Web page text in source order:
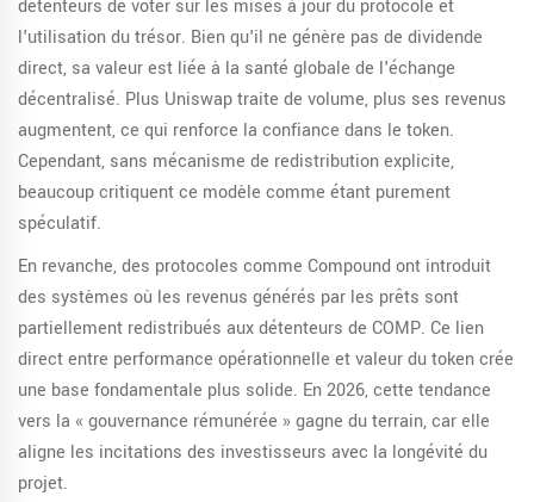
détenteurs de voter sur les mises à jour du protocole et
l'utilisation du trésor. Bien qu'il ne génère pas de dividende
direct, sa valeur est liée à la santé globale de l'échange
décentralisé. Plus Uniswap traite de volume, plus ses revenus
augmentent, ce qui renforce la confiance dans le token.
Cependant, sans mécanisme de redistribution explicite,
beaucoup critiquent ce modèle comme étant purement
spéculatif.
En revanche, des protocoles comme Compound ont introduit
des systèmes où les revenus générés par les prêts sont
partiellement redistribués aux détenteurs de COMP. Ce lien
direct entre performance opérationnelle et valeur du token crée
une base fondamentale plus solide. En 2026, cette tendance
vers la « gouvernance rémunérée » gagne du terrain, car elle
aligne les incitations des investisseurs avec la longévité du
projet.